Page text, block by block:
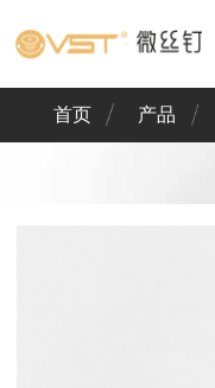
首页 产品